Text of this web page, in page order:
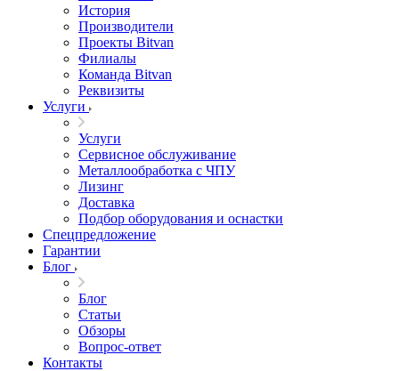
История
Производители
Проекты Bitvan
Филиалы
Команда Bitvan
Реквизиты
Услуги
Услуги
Сервисное обслуживание
Металлообработка с ЧПУ
Лизинг
Доставка
Подбор оборудования и оснастки
Спецпредложение
Гарантии
Блог
Блог
Статьи
Обзоры
Вопрос-ответ
Контакты